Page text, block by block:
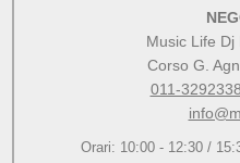
Music Life Dj
Corso G.
011-3292338
Orari: 10:00 - 12:30 /